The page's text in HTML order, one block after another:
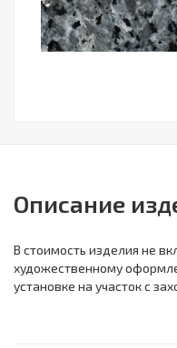
Описание
В стоимость изделия не
художественному
установке на участок с